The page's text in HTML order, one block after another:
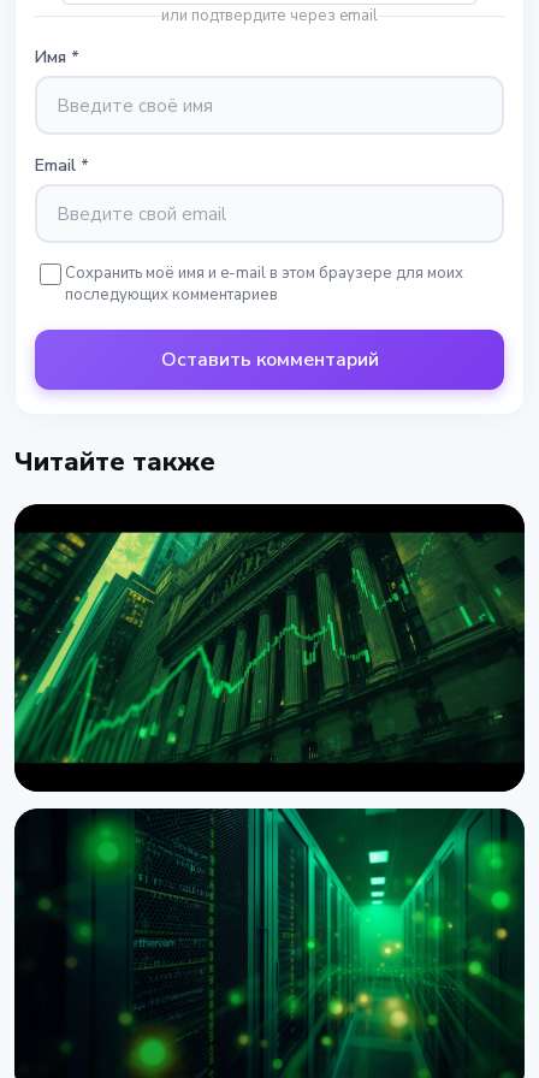
или подтвердите через email
Имя *
Email *
Сохранить моё имя и e-mail в этом браузере для моих
последующих комментариев
Оставить комментарий
Читайте также
НОВОСТЬ
Wintermute получил статус брокера-дилера в
США
7 августа 2026 г.4 мин чтения